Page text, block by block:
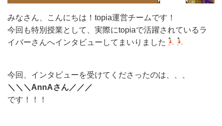
男性
#素材 #質問 #配信 #高校生
みなさん、こんにちは！topia運営チームです！
今回も特別授業として、実際にtopiaで活躍されているラ
イバーさんへインタビューしてまいりました
今回、インタビューを受けてくださったのは、、、
＼＼＼AnnAさん／／／
です！！！